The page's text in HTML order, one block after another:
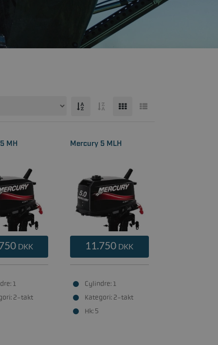
MH
DKK
1
2-takt
Mercury 5 MLH
11.750 DKK
Cylindre: 1
Kategori: 2-takt
Hk: 5